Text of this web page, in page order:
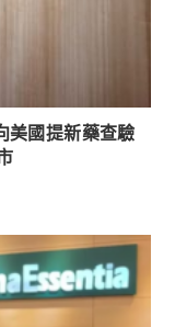
美國提新藥查驗